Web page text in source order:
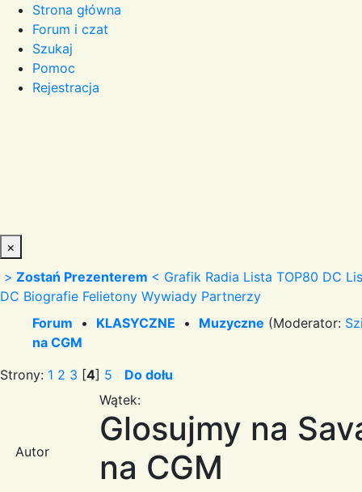
Strona główna
Forum i czat
Szukaj
Pomoc
Rejestracja
×
> Zostań Prezenterem < Grafik Radia Lista TOP80 DC
DC Biografie Felietony Wywiady Partnerzy
Forum • KLASYCZNE • Muzyczne (Moderator:
na CGM
Strony: 1 2 3 [4] 5 Do dołu
Autor
Wątek:
Glosujmy na
na CGM